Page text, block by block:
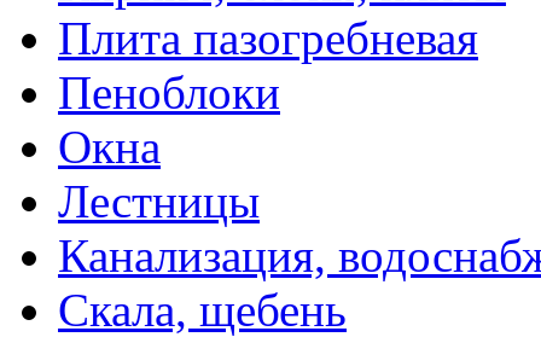
Плита пазогребневая
Пеноблоки
Окна
Лестницы
Канализация,
Скала, щебень